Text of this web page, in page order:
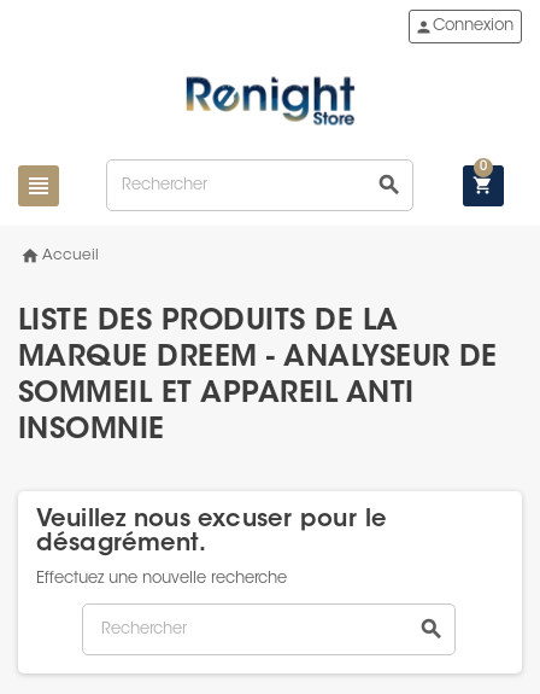
view_headline search
personConnexion
shopping_cart
0
home Accueil
LISTE DES PRODUITS DE LA
MARQUE DREEM - ANALYSEUR DE
SOMMEIL ET APPAREIL ANTI
INSOMNIE
Veuillez nous excuser pour le
désagrément.
Effectuez une nouvelle recherche
search